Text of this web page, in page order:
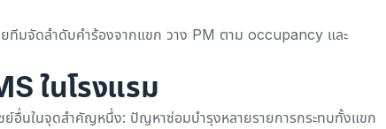
ยทีมจัดลำดับคำร้องจากแขก วาง PM ตาม occupancy และ
ในโรงแรม
อื่นในจุดสำคัญหนึ่ง: ปัญหาซ่อมบำรุงหลายรายการกระทบทั้งแขก